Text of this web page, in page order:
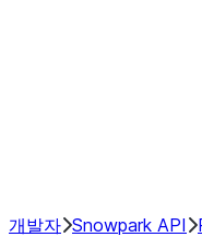
개발자 Snowpark API